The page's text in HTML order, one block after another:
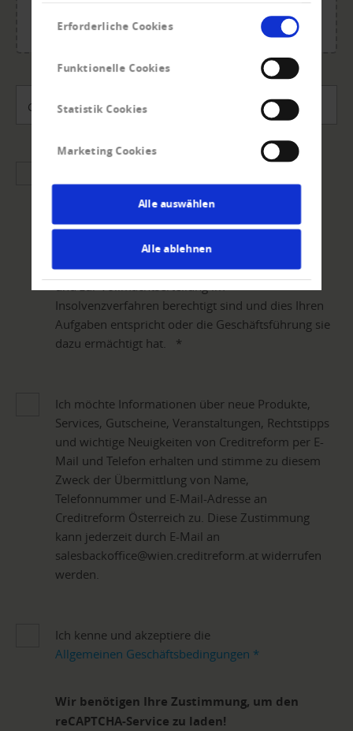
Erforderliche Cookies
Funktionelle Cookies
Statistik Cookies
Marketing Cookies
Alle auswählen
Alle ablehnen
Maximale Gesamtgröße: 20 MB.
Gutschein-Code
die Beauftragung zur Anmeldung der Forderung
und zur Vertretung im Insolvenzverfahren. Sie
geben damit auch bekannt, dass Sie von Ihrem
Unternehmen zur Erteilung des Auftrages an uns
und zur Vollmachtserteilung im
Insolvenzverfahren berechtigt sind und dies Ihren
Aufgaben entspricht oder die Geschäftsführung sie
dazu ermächtigt hat. *
Ich möchte Informationen über neue Produkte,
Services, Gutscheine, Veranstaltungen, Rechtstipps
und wichtige Neuigkeiten von Creditreform per E-
Mail und Telefon erhalten und stimme zu diesem
Zweck der Übermittlung von Name,
Telefonnummer und E-Mail-Adresse an
Creditreform Österreich zu. Diese Zustimmung
kann jederzeit durch E-Mail an
salesbackoffice@wien.creditreform.at widerrufen
werden.
Ich kenne und akzeptiere die
Allgemeinen Geschäftsbedingungen *
Wir benötigen Ihre Zustimmung, um den
reCAPTCHA-Service zu laden!